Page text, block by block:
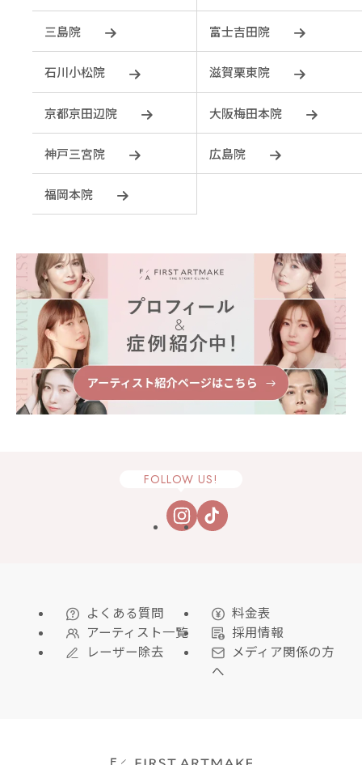
三島院 富士吉田院
石川小松院 滋賀栗東院
京都京田辺院 大阪梅田本院
神戸三宮院 広島院
福岡本院
FOLLOW US!
よくある質問
料金表
アーティスト一覧
採用情報
レーザー除去
メディア関係の方
へ